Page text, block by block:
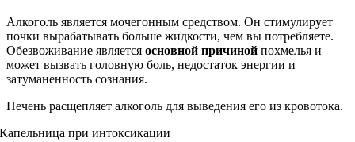
Алкоголь является мочегонным средством. Он стимулирует
почки вырабатывать больше жидкости, чем вы потребляете.
Обезвоживание является основной причиной похмелья и
может вызвать головную боль, недостаток энергии и
затуманенность сознания.
Печень расщепляет алкоголь для выведения его из кровотока.